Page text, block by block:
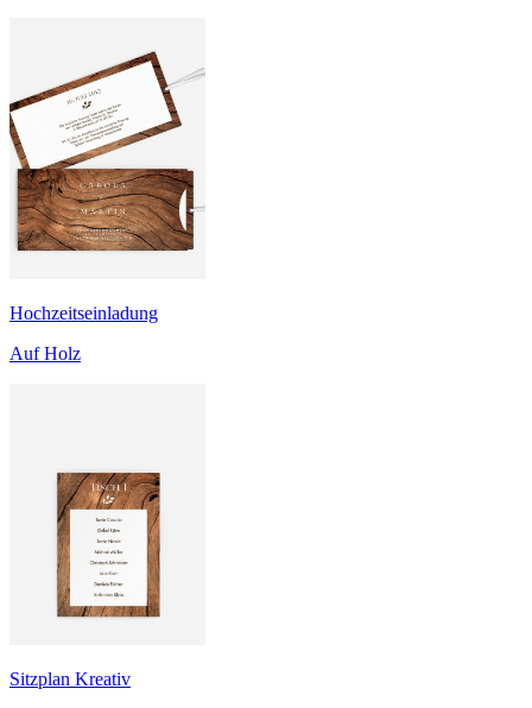
Hochzeitseinladung
Auf Holz
Sitzplan Kreativ